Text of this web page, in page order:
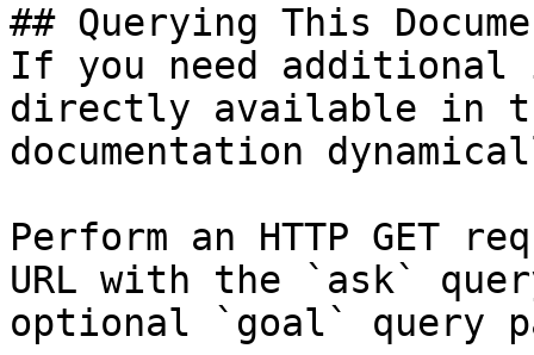
## Querying This
If you need
directly available in
documentation
Perform an HTTP GET
URL with the `ask`
optional `goal` query